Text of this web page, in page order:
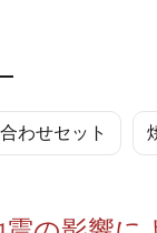
総菜
定期購
わせセット